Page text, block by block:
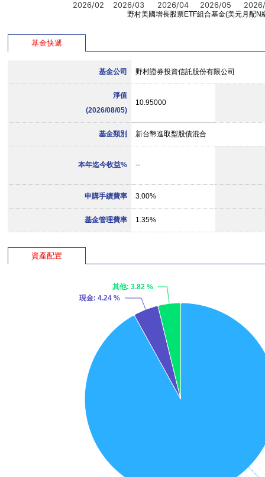
2026/02 2026/03 2026/04 2026/05
野村美國增長股票ETF組合基金(美元月配N
基金快遞
基金公司 野村證券投資信託股份有限公司
淨值
(2026/08/05)
10.95000
基金類別 新台幣進取型股債混合
本年迄今收益% --
申購手續費率 3.00%
基金管理費率 1.35%
資產配置
現金: 4.24 %
其他: 3.82 %